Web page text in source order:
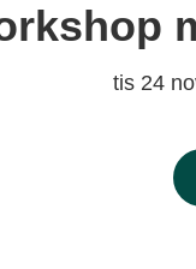
tis 24